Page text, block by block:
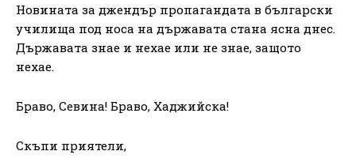
Новината за джендър пропагандата в български
училища под носа на държавата стана ясна днес.
Държавата знае и нехае или не знае, защото
нехае.
Браво, Севина! Браво, Хаджийска!
Скъпи приятели,